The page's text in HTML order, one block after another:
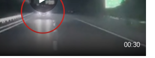
00:30